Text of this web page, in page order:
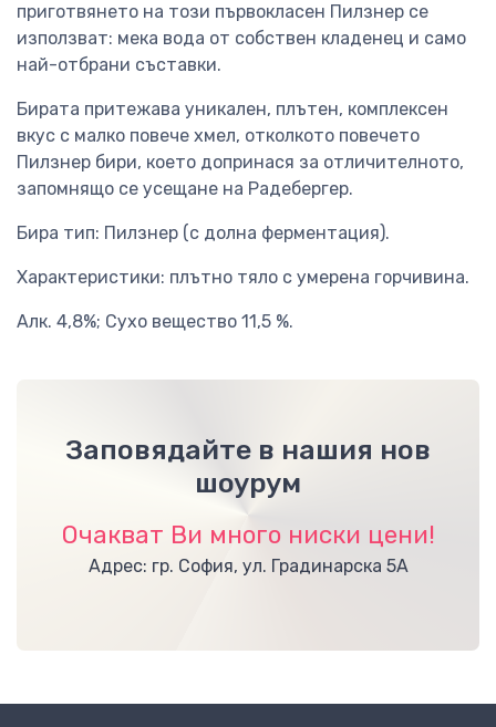
приготвянето на този първокласен Пилзнер се
използват: мека вода от собствен кладенец и само
най-отбрани съставки.
Бирата притежава уникален, плътен, комплексен
вкус с малко повече хмел, отколкото повечето
Пилзнер бири, което допринася за отличителното,
запомнящо се усещане на Радебергер.
Бира тип: Пилзнер (с долна ферментация).
Характеристики: плътно тяло с умерена горчивина.
Алк. 4,8%; Сухо вещество 11,5 %.
Заповядайте в нашия нов
шоурум
Очакват Ви много ниски цени!
Адрес: гр. София, ул. Градинарска 5А